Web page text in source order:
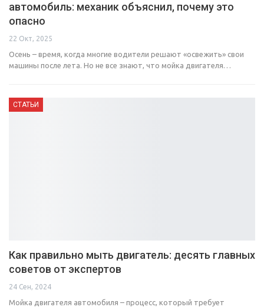
автомобиль: механик объяснил, почему это
опасно
22 Окт, 2025
Осень – время, когда многие водители решают «освежить» свои
машины после лета. Но не все знают, что мойка двигателя…
СТАТЬИ
Как правильно мыть двигатель: десять главных
советов от экспертов
24 Сен, 2024
Мойка двигателя автомобиля – процесс, который требует